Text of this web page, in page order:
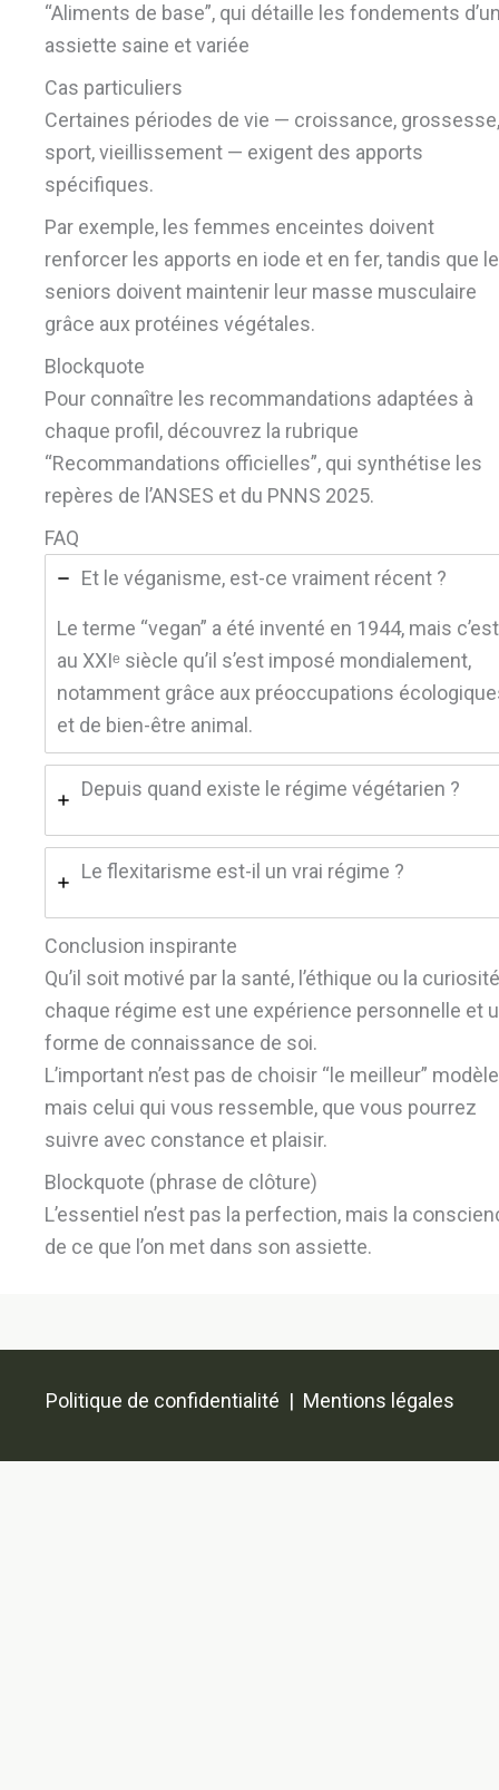
“Aliments de base”, qui détaille les fondements
assiette saine et variée
Cas particuliers
Certaines périodes de vie — croissance, grossesse,
sport, vieillissement — exigent des apports
spécifiques.
Par exemple, les femmes enceintes doivent
renforcer les apports en iode et en fer, tandis que
seniors doivent maintenir leur masse musculaire
grâce aux protéines végétales.
Blockquote
Pour connaître les recommandations adaptées à
chaque profil, découvrez la rubrique
“Recommandations officielles”, qui synthétise les
repères de l’ANSES et du PNNS 2025.
FAQ
Et le véganisme, est-ce vraiment récent ?
Le terme “vegan” a été inventé en 1944, mais c’est
au XXIᵉ siècle qu’il s’est imposé mondialement,
notamment grâce aux préoccupations
et de bien-être animal.
Depuis quand existe le régime végétarien ?
Le flexitarisme est-il un vrai régime ?
Conclusion inspirante
Qu’il soit motivé par la santé, l’éthique ou la
chaque régime est une expérience personnelle et
forme de connaissance de soi.
L’important n’est pas de choisir “le meilleur”
mais celui qui vous ressemble, que vous pourrez
suivre avec constance et plaisir.
Blockquote (phrase de clôture)
L’essentiel n’est pas la perfection, mais la
de ce que l’on met dans son assiette.
Politique de confidentialité | Mentions légales